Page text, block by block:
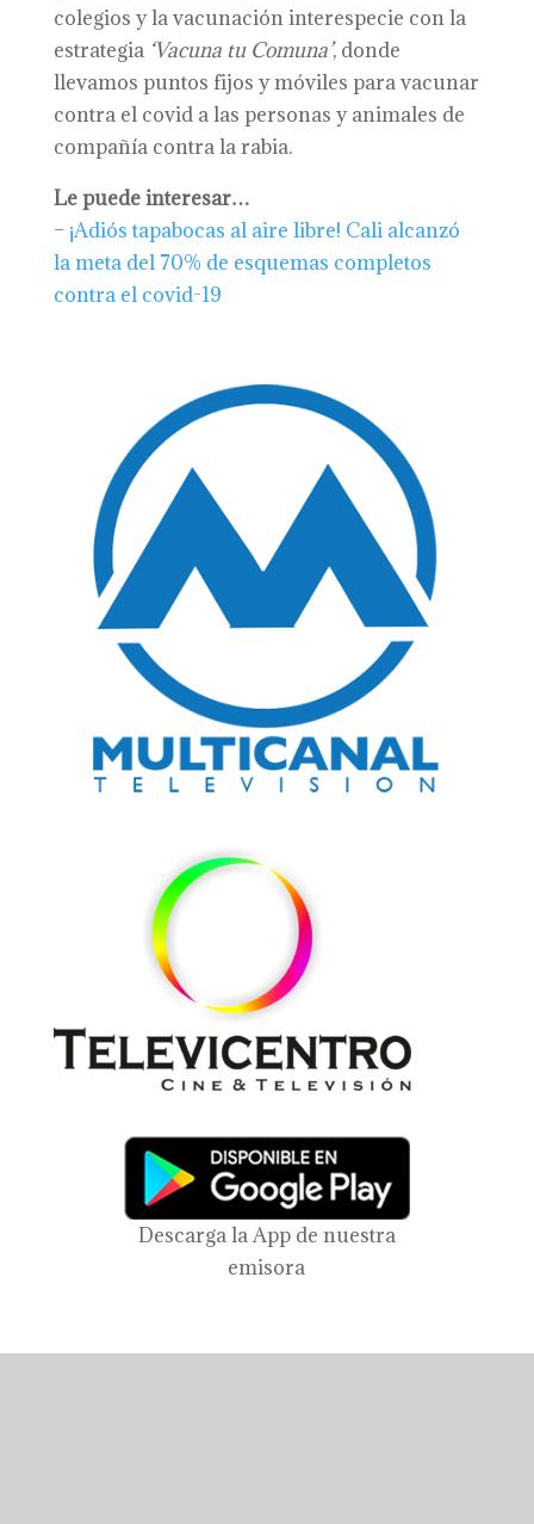
colegios y la vacunación interespecie con la
estrategia ‘Vacuna tu Comuna’, donde
llevamos puntos fijos y móviles para vacunar
contra el covid a las personas y animales de
compañía contra la rabia.
Le puede interesar…
– ¡Adiós tapabocas al aire libre! Cali alcanzó
la meta del 70% de esquemas completos
contra el covid-19
Descarga la App de nuestra
emisora